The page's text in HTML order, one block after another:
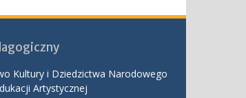
Kultury i Dziedzictwa Narodowego
Artystycznej